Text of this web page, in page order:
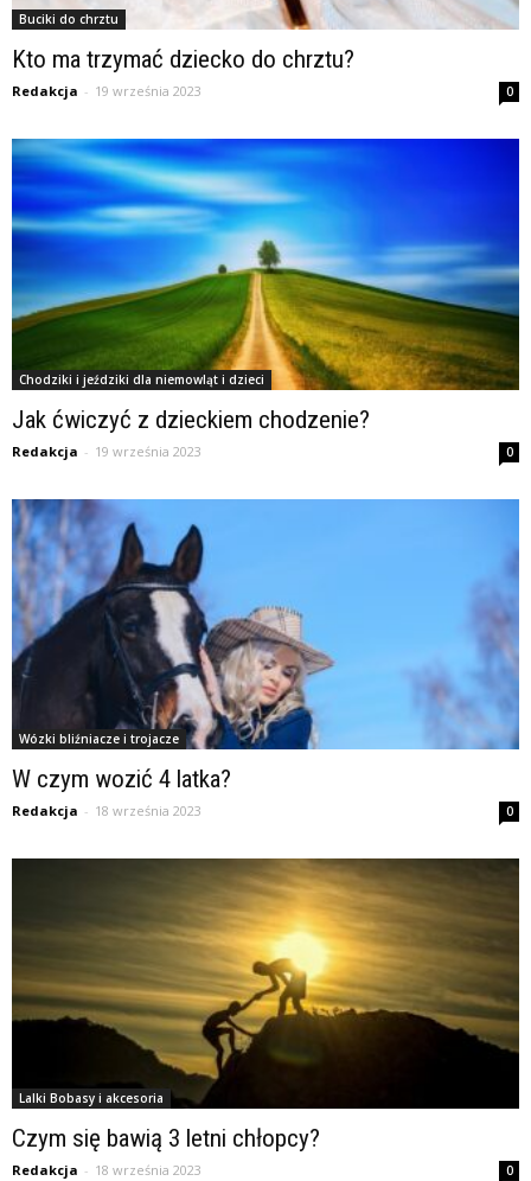
Buciki do chrztu
Kto ma trzymać dziecko do chrztu?
Redakcja - 19 września 2023 0
Chodziki i jeździki dla niemowląt i dzieci
Jak ćwiczyć z dzieckiem chodzenie?
Redakcja - 19 września 2023 0
Wózki bliźniacze i trojacze
W czym wozić 4 latka?
Redakcja - 18 września 2023 0
Lalki Bobasy i akcesoria
Czym się bawią 3 letni chłopcy?
Redakcja - 18 września 2023 0